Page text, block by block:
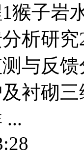
猴子岩
析研
与反
衬砌
...